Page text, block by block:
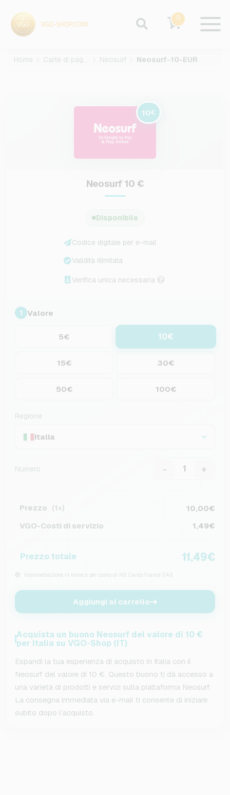
0
Home Carte di pagamento Neosurf Neosurf-10-EUR
10€
Neosurf 10 €
Disponibile
Codice digitale per e-mail
Validità illimitata
Verifica unica necessaria
1 Valore
5€ 10€
15€ 30€
50€ 100€
Regione
Italia
Numero - +
Prezzo (1×)
10,00€
VGO-Costi di servizio
1,49€
Prezzo totale 11,49€
Intermediazione in nome e per conto di NS Cards France SAS
Aggiungi al carrello
Acquista un buono Neosurf del valore di 10 €
per Italia su VGO-Shop (IT)
Espandi la tua esperienza di acquisto in Italia con il
Neosurf del valore di 10 €. Questo buono ti dà accesso a
una varietà di prodotti e servizi sulla piattaforma Neosurf.
La consegna immediata via e-mail ti consente di iniziare
subito dopo l'acquisto.